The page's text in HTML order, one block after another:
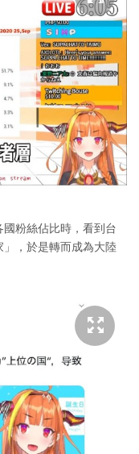
粉絲佔比時，看到台
，於是轉而成為大陸